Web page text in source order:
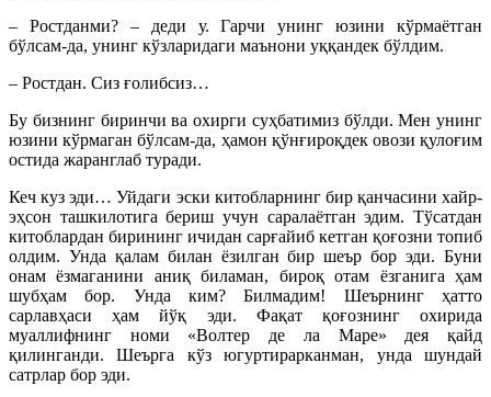
– Ростданми? – деди у. Гарчи унинг юзини кўр­маётган
бўлсам-да, унинг кўзларидаги маънони уқ­қан­дек бўлдим.
– Ростдан. Сиз ғолибсиз…
Бу бизнинг биринчи ва охирги суҳбатимиз бўл­ди. Мен унинг
юзини кўрмаган бўлсам-да, ҳамон қўн­ғироқдек овози қулоғим
остида жаранглаб туради.
Кеч куз эди… Уйдаги эски китобларнинг бир қан­часини хайр-
эҳсон ташкилотига бериш учун саралаётган эдим. Тўсатдан
китоблардан бирининг ичидан сарғайиб кетган қоғозни топиб
олдим. Унда қалам билан ёзилган бир шеър бор эди. Буни
онам ёзмаганини аниқ биламан, бироқ отам ёзганига ҳам
шубҳам бор. Унда ким? Билмадим! Шеърнинг ҳатто
сарлавҳаси ҳам йўқ эди. Фақат қоғознинг охирида
муаллифнинг номи «Волтер де ла Маре» дея қайд
қилинганди. Шеърга кўз югуртирарканман, унда шундай
сатрлар бор эди.